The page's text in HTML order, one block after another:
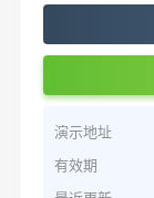
演示地址
有效期